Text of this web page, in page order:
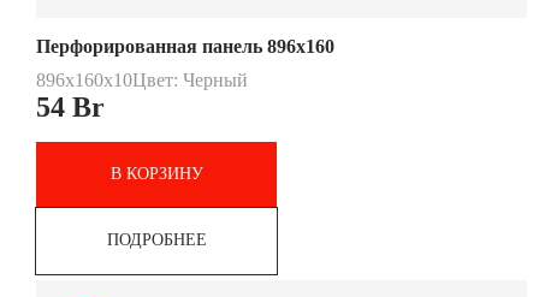
Перфорированная панель 896х160
896x160x10Цвет: Черный
54 Br
В КОРЗИНУ
ПОДРОБНЕЕ